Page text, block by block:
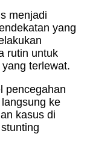
menjadi
yang
rutin untuk
yang terlewat.
pencegahan
ke
kasus di